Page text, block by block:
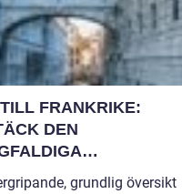
FRANKRIKE:
DEN
grundlig översikt